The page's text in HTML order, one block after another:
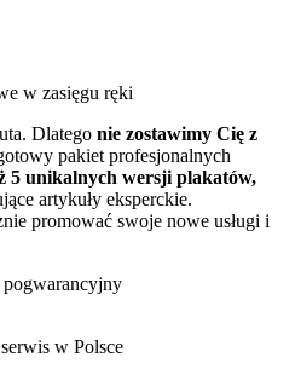
w zasięgu ręki
Dlatego nie zostawimy Cię z
pakiet profesjonalnych
5 unikalnych wersji plakatów,
artykuły eksperckie.
promować swoje nowe usługi i
w Polsce